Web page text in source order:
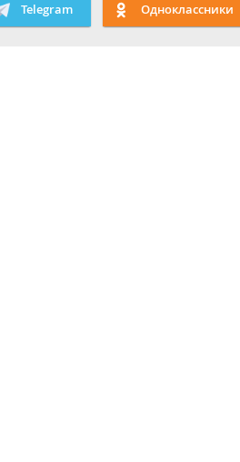
Telegram Одноклассники